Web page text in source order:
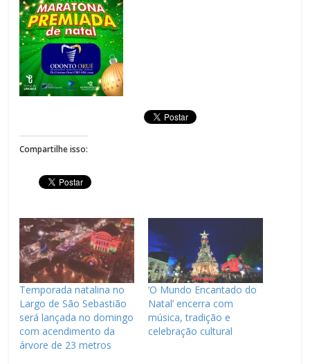
Compartilhe isso:
Temporada natalina no
Largo de São Sebastião
será lançada no domingo
com acendimento da
árvore de 23 metros
‘O Mundo Encantado do
Natal’ encerra com
música, tradição e
celebração cultural